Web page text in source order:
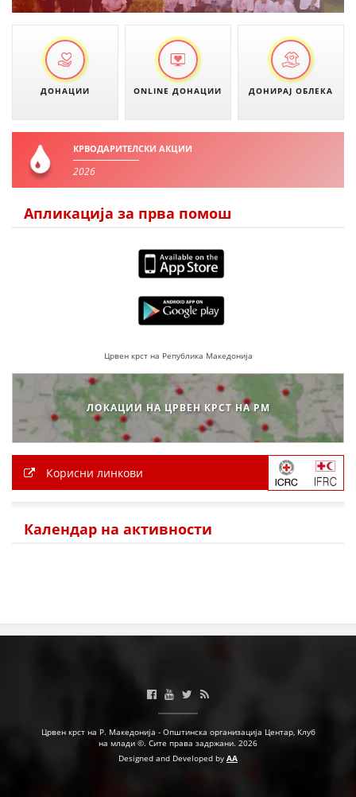
ЗА НАС
ДЕЈСТВУВАЊЕ
ПРИРАЧНИЦИ
СТРАТЕГИИ
ЕДУКАТИВНО ИНФОРМАТИВНИ МАТЕРИЈАЛИ
БРОШУРИ
ПОСТЕРИ
ДОНАЦИИ ONLINE ДОНАЦИИ ДОНИРАЈ ОБЛЕКА
КРВОДАРИТЕЛСКИ АКЦИИ
2026
Апликација за прва помош
Црвен крст на Република Македонија
ЛОКАЦИИ НА ЦРВЕН КРСТ НА РМ
Корисни линкови
Календар на активности
Црвен крст на Р. Македонија - Општинска организација Центар, Клуб
на млади ©. Сите права задржани. 2026
Designed and Developed by AA